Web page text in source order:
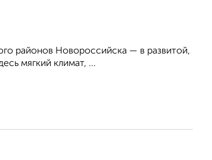
районов Новороссийска — в развитой,
мягкий климат, ...